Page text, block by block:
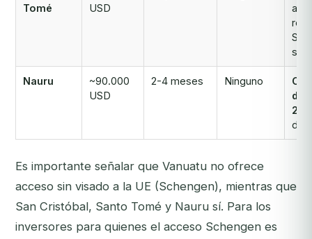
Tomé
USD
sin
Nauru
~90.000
USD
2-4 meses Ninguno
de
de
Es importante señalar que Vanuatu no ofrece
acceso sin visado a la UE (Schengen), mientras que
San Cristóbal, Santo Tomé y Nauru sí. Para los
inversores para quienes el acceso Schengen es